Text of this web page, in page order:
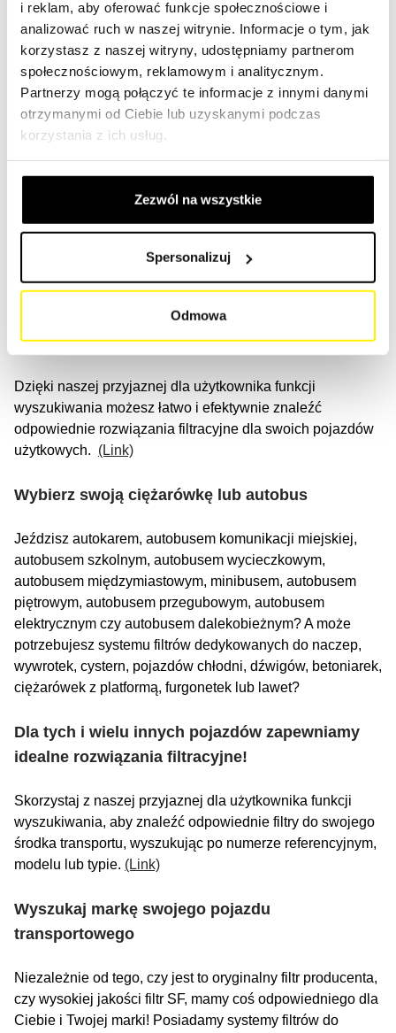
i reklam, aby oferować funkcje społecznościowe i
analizować ruch w naszej witrynie. Informacje o tym, jak
korzystasz z naszej witryny, udostępniamy partnerom
społecznościowym, reklamowym i analitycznym.
Partnerzy mogą połączyć te informacje z innymi danymi
otrzymanymi od Ciebie lub uzyskanymi podczas
korzystania z ich usług.
Zezwól na wszystkie
Spersonalizuj
Odmowa
Nasza oferta filtrów dla samochodów
ciężarowych i autobusów
SF-Filter oferuje ogromny wybór filtrów do ciężarówek i
autobusów. Te filtry są częścią systemu oczyszczania
spalin pojazdów silnikowych i autobusów, a ich zadaniem
pojazdów użytkowych.
oraz autobusów są niezwykle ważne, aby poprawić jakość
powietrza i zmniejszyć emisję szkodliwych substancji.
Dlatego oferujemy szeroką gamę systemów filtracyjnych
powietrza, oleju, paliwa, hydrauliczne, chłodziwa, filtry
AdBlue, filtry przekładniowe, osuszacze i filtry kabinowe.
Dzięki naszej przyjaznej dla użytkownika funkcji
wyszukiwania możesz łatwo i efektywnie znaleźć
odpowiednie rozwiązania filtracyjne dla swoich pojazdów
użytkowych. (Link)
Wybierz swoją ciężarówkę lub autobus
Jeździsz autokarem, autobusem komunikacji miejskiej,
autobusem szkolnym, autobusem wycieczkowym,
autobusem międzymiastowym, minibusem, autobusem
piętrowym, autobusem przegubowym, autobusem
elektrycznym czy autobusem dalekobieżnym? A może
potrzebujesz systemu filtrów dedykowanych do naczep,
wywrotek, cystern, pojazdów chłodni, dźwigów, betoniarek,
ciężarówek z platformą, furgonetek lub lawet?
Dla tych i wielu innych pojazdów zapewniamy
idealne rozwiązania filtracyjne!
Skorzystaj z naszej przyjaznej dla użytkownika funkcji
wyszukiwania, aby znaleźć odpowiednie filtry do swojego
środka transportu, wyszukując po numerze referencyjnym,
modelu lub typie. (Link)
Wyszukaj markę swojego pojazdu
transportowego
Niezależnie od tego, czy jest to oryginalny filtr producenta,
czy wysokiej jakości filtr SF, mamy coś odpowiedniego dla
Ciebie i Twojej marki! Posiadamy systemy filtrów do